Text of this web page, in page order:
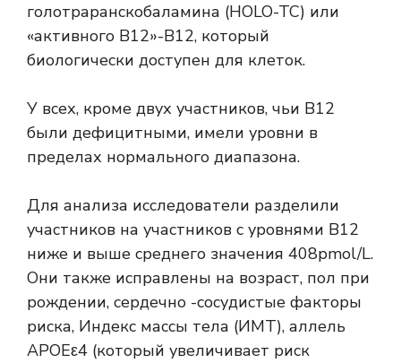
голотраранскобаламина (HOLO-TC) или
«активного B12»-B12, который
биологически доступен для клеток.
У всех, кроме двух участников, чьи B12
были дефицитными, имели уровни в
пределах нормального диапазона.
Для анализа исследователи разделили
участников на участников с уровнями B12
ниже и выше среднего значения 408pmol/L.
Они также исправлены на возраст, пол при
рождении, сердечно -сосудистые факторы
риска, Индекс массы тела (ИМТ), аллель
APOEε4 (который увеличивает риск